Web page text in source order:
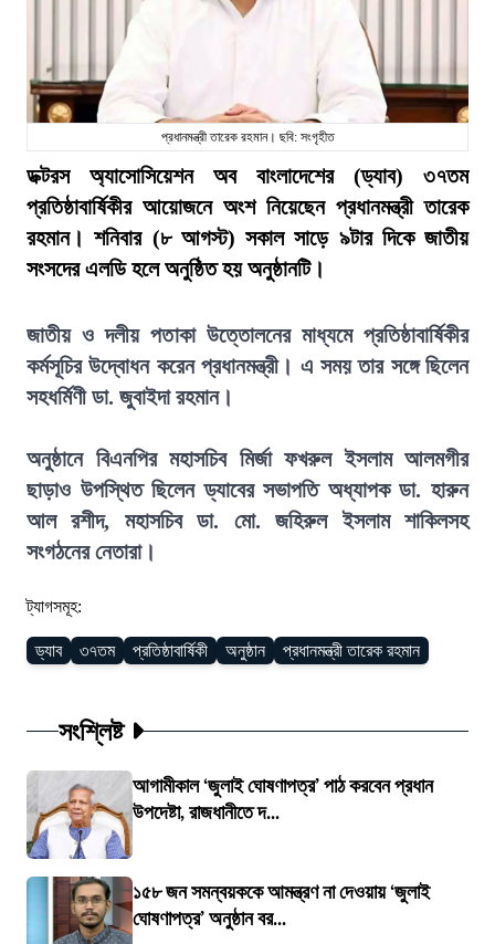
প্রধানমন্ত্রী তারেক রহমান। ছবি: সংগৃহীত
ডক্টরস অ্যাসোসিয়েশন অব বাংলাদেশের (ড্যাব) ৩৭তম
প্রতিষ্ঠাবার্ষিকীর আয়োজনে অংশ নিয়েছেন প্রধানমন্ত্রী তারেক
রহমান। শনিবার (৮ আগস্ট) সকাল সাড়ে ৯টার দিকে জাতীয়
সংসদের এলডি হলে অনুষ্ঠিত হয় অনুষ্ঠানটি।
জাতীয় ও দলীয় পতাকা উত্তোলনের মাধ্যমে প্রতিষ্ঠাবার্ষিকীর
কর্মসূচির উদ্বোধন করেন প্রধানমন্ত্রী। এ সময় তার সঙ্গে ছিলেন
সহধর্মিণী ডা. জুবাইদা রহমান।
অনুষ্ঠানে বিএনপির মহাসচিব মির্জা ফখরুল ইসলাম আলমগীর
ছাড়াও উপস্থিত ছিলেন ড্যাবের সভাপতি অধ্যাপক ডা. হারুন
আল রশীদ, মহাসচিব ডা. মো. জহিরুল ইসলাম শাকিলসহ
সংগঠনের নেতারা।
ট্যাগসমূহ:
ড্যাব ৩৭তম প্রতিষ্ঠাবার্ষিকী অনুষ্ঠান প্রধানমন্ত্রী তারেক রহমান
সংশ্লিষ্ট
আগামীকাল ‘জুলাই ঘোষণাপত্র’ পাঠ করবেন প্রধান
উপদেষ্টা, রাজধানীতে দ...
১৫৮ জন সমন্বয়ককে আমন্ত্রণ না দেওয়ায় ‘জুলাই
ঘোষণাপত্র’ অনুষ্ঠান বর...